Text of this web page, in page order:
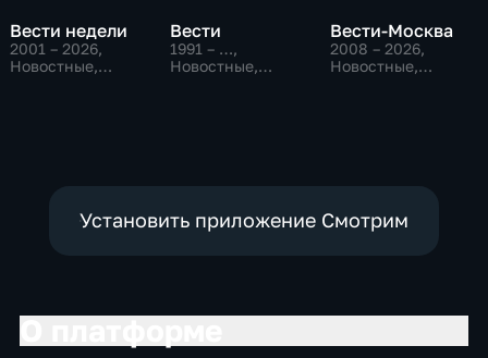
Вести недели
2001 – 2026,
Новостные,
Вести
1991 – …,
Новостные,
Вести-Москва
2008 – 2026,
Новостные,
Установить приложение Смотрим